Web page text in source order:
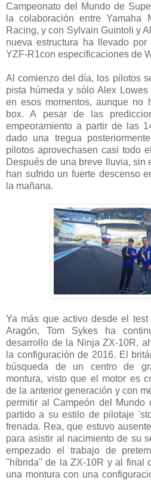
Campeonato del Mundo de
la colaboración entre Yamaha
Racing, y con Sylvain Guintoli y
nueva estructura ha llevado
YZF-R1con especificaciones de
Al comienzo del día, los pilotos
pista húmeda y sólo Alex
en esos momentos, aunque no
box. A pesar de las
empeoramiento a partir de las
dado una tregua
pilotos aprovechasen casi todo
Después de una breve lluvia, sin
han sufrido un fuerte descenso
la mañana.
Ya más que activo desde el
Aragón, Tom Sykes ha
desarrollo de la Ninja ZX-10R,
la configuración de 2016. El
búsqueda de un centro de
montura, visto que el motor es
de la anterior generación y con
permitir al Campeón del Mundo
partido a su estilo de pilotaje
frenada. Rea, que estuvo
para asistir al nacimiento de su
empezado el trabajo de
"híbrida" de la ZX-10R y al final
una montura con una